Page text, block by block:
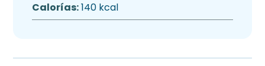
Calorías:140 kcal